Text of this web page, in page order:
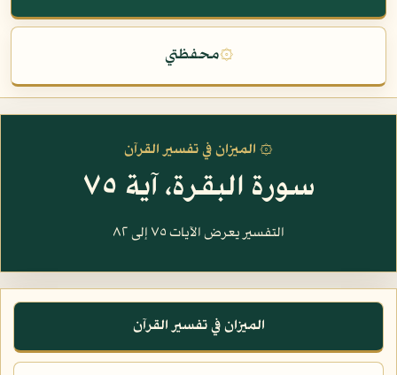
۞محفظتي
۞ الميزان في تفسير القرآن
سورة البقرة، آية ٧٥
التفسير يعرض الآيات ٧٥ إلى ٨٢
الميزان في تفسير القرآن